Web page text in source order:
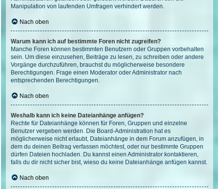
Manipulation von laufenden Umfragen verhindert werden.
Nach oben
Warum kann ich auf bestimmte Foren nicht zugreifen?
Manche Foren können bestimmten Benutzern oder Gruppen vorbehalten
sein. Um diese einzusehen, Beiträge zu lesen, zu schreiben oder andere
Vorgänge durchzuführen, brauchst du möglicherweise besondere
Berechtigungen. Frage einen Moderator oder Administrator nach
entsprechenden Berechtigungen.
Nach oben
Weshalb kann ich keine Dateianhänge anfügen?
Rechte für Dateianhänge können für Foren, Gruppen und einzelne
Benutzer vergeben werden. Die Board-Administration hat es
möglicherweise nicht erlaubt, Dateianhänge in dem Forum anzufügen, in
dem du deinen Beitrag verfassen möchtest, oder nur bestimmte Gruppen
dürfen Dateien hochladen. Du kannst einen Administrator kontaktieren,
falls du dir nicht sicher bist, wieso du keine Dateianhänge anfügen kannst.
Nach oben